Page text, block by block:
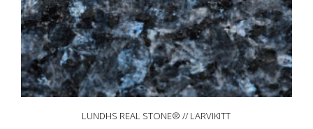
LUNDHS REAL STONE® // LARVIKITT